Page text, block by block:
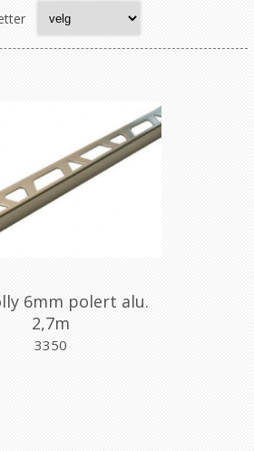
6mm polert alu.
2,7m
3350